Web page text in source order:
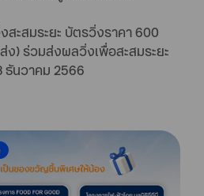
สะสมระยะ บัตรวิ่งราคา 600
ง) ร่วมส่งผลวิ่งเพื่อสะสมระยะ
ธันวาคม 2566